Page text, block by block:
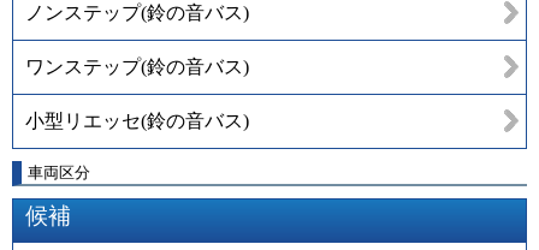
ノンステップ(鈴の音バス)
ワンステップ(鈴の音バス)
小型リエッセ(鈴の音バス)
車両区分
候補